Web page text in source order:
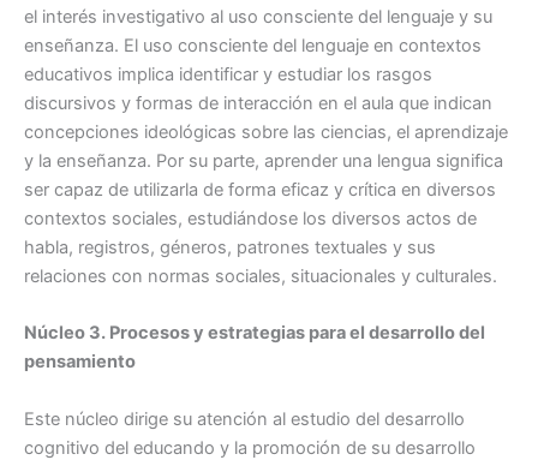
el interés investigativo al uso consciente del lenguaje y su
enseñanza. El uso consciente del lenguaje en contextos
educativos implica identificar y estudiar los rasgos
discursivos y formas de interacción en el aula que indican
concepciones ideológicas sobre las ciencias, el aprendizaje
y la enseñanza. Por su parte, aprender una lengua significa
ser capaz de utilizarla de forma eficaz y crítica en diversos
contextos sociales, estudiándose los diversos actos de
habla, registros, géneros, patrones textuales y sus
relaciones con normas sociales, situacionales y culturales.
Núcleo 3. Procesos y estrategias para el desarrollo del
pensamiento
Este núcleo dirige su atención al estudio del desarrollo
cognitivo del educando y la promoción de su desarrollo